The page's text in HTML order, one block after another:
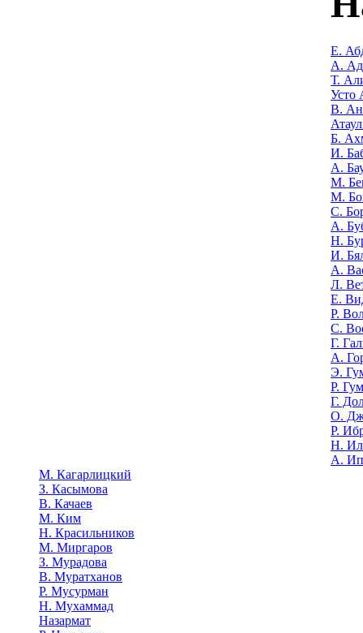
Е.
А.
Т.
Усто
В.
Б.
И.
А.
М.
М.
С.
А.
Н.
И.
А.
Л.
Е.
Р.
С.
Г.
А.
Э.
Р.
Г.
О.
Р.
Н.
А.
М. Кагарлицкий
З. Касымова
В. Качаев
М. Ким
Н. Красильников
М. Миргаров
З. Мурадова
В. Муратханов
Р. Мусурман
Н. Мухаммад
Назармат